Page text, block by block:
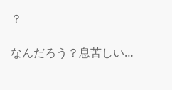
？
なんだろう？息苦しい…